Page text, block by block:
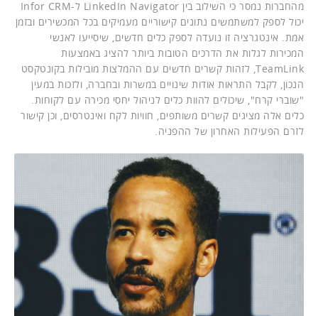
מהחברות נמסר כי השילוב בין LinkedIn Navigator ל-Infor CRM
יכול לספק למשתמשים נתונים קישוריים מעמיקים בכל המכשירים ובזמן
אמת. אינטגרציה זו נועדה לספק כלים חדשים, שיסייעו לאנשי
המכירות לגלות את הדרכים הטובות ביותר להציג באמצעות
TeamLink, לזהות קשרים חדשים עם ההמלצות מובילות בקונטקסט
הנכון, לקבל התראות אודות שינויים במשרות ובחברה, ולזכות במעין
"שוברי קרח", שיכולים להוות כלים לניהול יחסי מכירה עם לקוחות.
כלים אלה מציגים קשרים משותפים, חוויות לקח ואינטרסים, וכן קישור
לזרם הפעילות האחרון של ההפניה.